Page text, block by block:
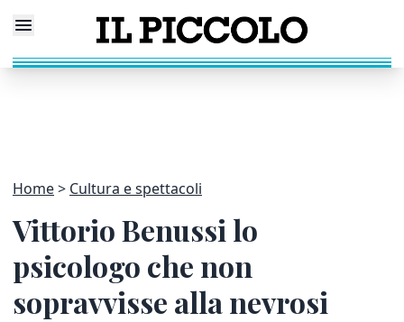
Home Cultura e spettacoli
Vittorio Benussi lo
psicologo che non
sopravvisse alla nevrosi